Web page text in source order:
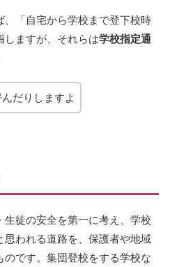
「自宅から学校まで登下校時
しますが、それらは学校指定通
だりしますよ
徒の安全を第一に考え、学校
われる道路を、保護者や地域
のです。集団登校をする学校な